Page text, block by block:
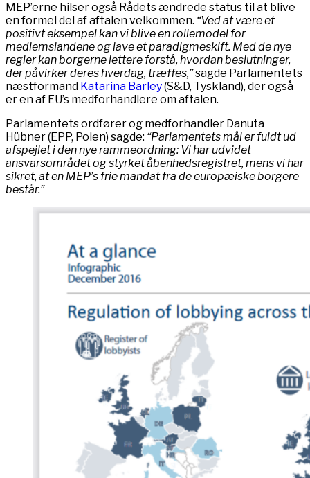
MEP’erne hilser også Rådets ændrede status til at blive
en formel del af aftalen velkommen. “Ved at være et
positivt eksempel kan vi blive en rollemodel for
medlemslandene og lave et paradigmeskift. Med de nye
regler kan borgerne lettere forstå, hvordan beslutninger,
der påvirker deres hverdag, træffes,”sagde Parlamentets
næstformand Katarina Barley(S&D, Tyskland), der også
er en af EU’s medforhandlere om aftalen.
Parlamentets ordfører og medforhandler Danuta
Hübner (EPP, Polen) sagde: “Parlamentets mål er fuldt ud
afspejlet i den nye rammeordning: Vi har udvidet
ansvarsområdet og styrket åbenhedsregistret, mens vi har
sikret, at en MEP’s frie mandat fra de europæiske borgere
består.”